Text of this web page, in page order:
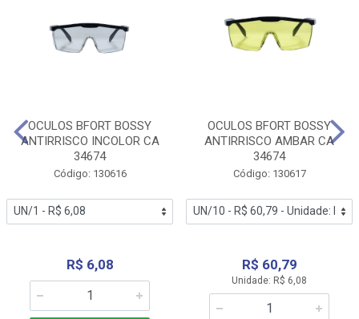
OCULOS BFORT BOSSY
ANTIRRISCO INCOLOR CA
34674
Código: 130616
R$ 6,08
OCULOS BFORT BOSSY
ANTIRRISCO AMBAR CA
34674
Código: 130617
R$ 60,79
Unidade: R$ 6,08